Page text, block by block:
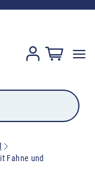
Fahne und